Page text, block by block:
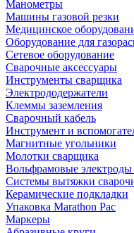
Манометры
Машины газовой резки
Медицинское
Оборудование для
Сетевое оборудование
Сварочные аксессуары
Инструменты сварщика
Электрододержатели
Клеммы заземления
Сварочный кабель
Инструмент и
Магнитные угольники
Молотки сварщика
Вольфрамовые
Системы вытяжки
Керамические подкладки
Упаковка Marathon Pac
Маркеры